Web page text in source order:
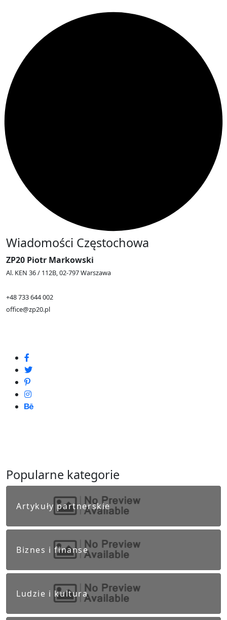
Wiadomości Częstochowa
ZP20 Piotr Markowski
Al. KEN 36 / 112B, 02-797 Warszawa
+48 733 644 002
office@zp20.pl
Popularne kategorie
Artykuły partnerskie
Biznes i finanse
Ludzie i kultura